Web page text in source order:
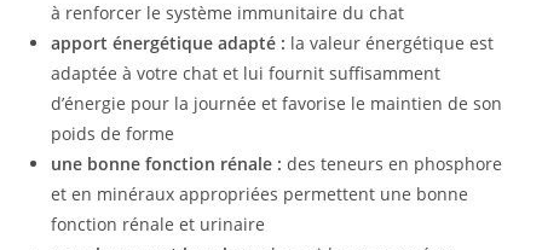
à renforcer le système immunitaire du chat
apport énergétique adapté : la valeur énergétique est
adaptée à votre chat et lui fournit suffisamment
d’énergie pour la journée et favorise le maintien de son
poids de forme
une bonne fonction rénale : des teneurs en phosphore
et en minéraux appropriées permettent une bonne
fonction rénale et urinaire